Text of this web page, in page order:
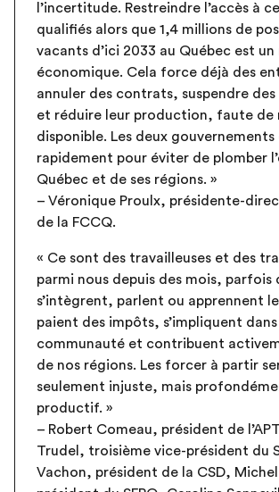
l’incertitude. Restreindre l’accès à
qualifiés alors que 1,4 millions de
vacants d’ici 2033 au Québec est un
économique. Cela force déjà des
annuler des contrats, suspendre
et réduire leur production, faute de
disponible. Les deux
rapidement pour éviter de plomber
Québec et de ses régions. »
– Véronique Proulx, présidente-
de la FCCQ.
« Ce sont des travailleuses et des
parmi nous depuis des mois, parfois
s’intègrent, parlent ou apprennent
paient des impôts, s’impliquent
communauté et contribuent
de nos régions. Les forcer à partir
seulement injuste, mais
productif. »
– Robert Comeau, président de
Trudel, troisième vice-président du
Vachon, président de la CSD,